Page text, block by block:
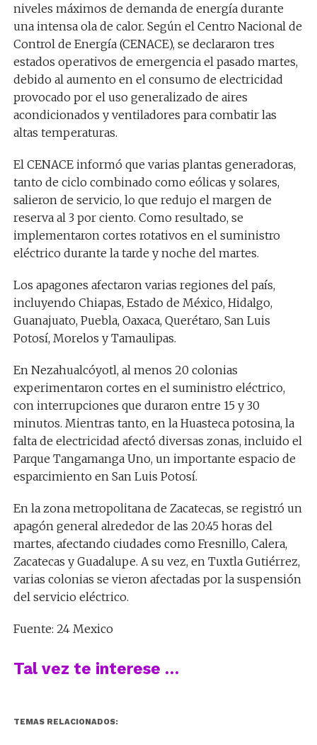
niveles máximos de demanda de energía durante
una intensa ola de calor. Según el Centro Nacional de
Control de Energía (CENACE), se declararon tres
estados operativos de emergencia el pasado martes,
debido al aumento en el consumo de electricidad
provocado por el uso generalizado de aires
acondicionados y ventiladores para combatir las
altas temperaturas.
El CENACE informó que varias plantas generadoras,
tanto de ciclo combinado como eólicas y solares,
salieron de servicio, lo que redujo el margen de
reserva al 3 por ciento. Como resultado, se
implementaron cortes rotativos en el suministro
eléctrico durante la tarde y noche del martes.
Los apagones afectaron varias regiones del país,
incluyendo Chiapas, Estado de México, Hidalgo,
Guanajuato, Puebla, Oaxaca, Querétaro, San Luis
Potosí, Morelos y Tamaulipas.
En Nezahualcóyotl, al menos 20 colonias
experimentaron cortes en el suministro eléctrico,
con interrupciones que duraron entre 15 y 30
minutos. Mientras tanto, en la Huasteca potosina, la
falta de electricidad afectó diversas zonas, incluido el
Parque Tangamanga Uno, un importante espacio de
esparcimiento en San Luis Potosí.
En la zona metropolitana de Zacatecas, se registró un
apagón general alrededor de las 20:45 horas del
martes, afectando ciudades como Fresnillo, Calera,
Zacatecas y Guadalupe. A su vez, en Tuxtla Gutiérrez,
varias colonias se vieron afectadas por la suspensión
del servicio eléctrico.
Fuente: 24 Mexico
Tal vez te interese …
TEMAS RELACIONADOS: